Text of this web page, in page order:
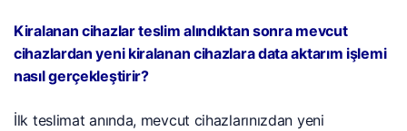
Kiralanan cihazlar teslim alındıktan sonra mevcut
cihazlardan yeni kiralanan cihazlara data aktarım işlemi
nasıl gerçekleştirir?
İlk teslimat anında, mevcut cihazlarınızdan yeni